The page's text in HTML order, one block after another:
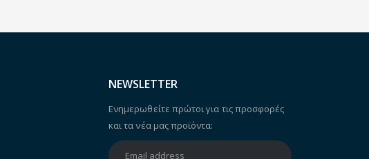
NEWSLETTER
Ενημερωθείτε πρώτοι για τις προσφορές
και τα νέα μας προϊόντα: